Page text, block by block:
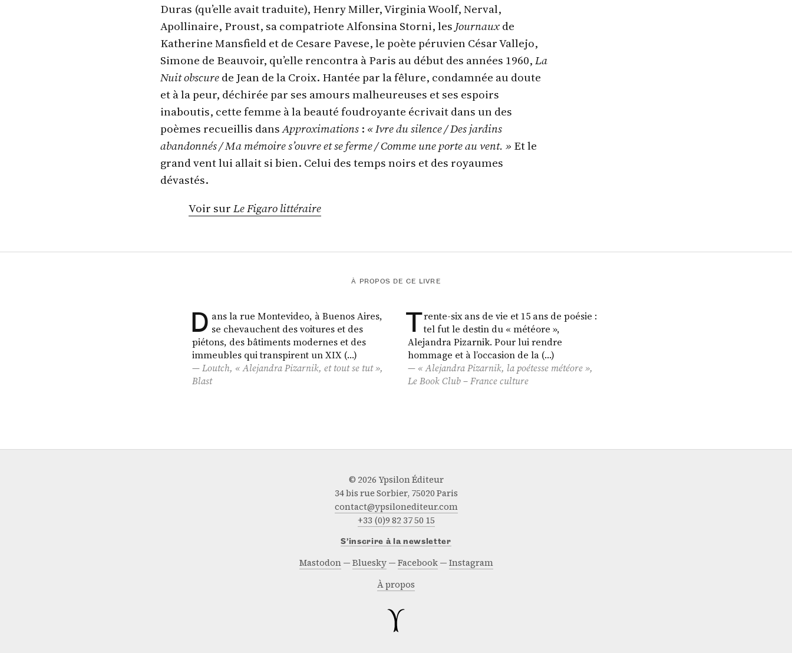
Duras (qu’elle avait traduite), Henry Miller, Virginia Woolf, Nerval,
Apollinaire, Proust, sa compatriote Alfonsina Storni, les Journauxde
Katherine Mansfield et de Cesare Pavese, le poète péruvien César Vallejo,
Simone de Beauvoir, qu’elle rencontra à Paris au début des années 1960,La
Nuit obscurede Jean de la Croix. Hantée par la fêlure, condamnée au doute
et à la peur, déchirée par ses amours malheureuses et ses espoirs
inaboutis, cette femme à la beauté foudroyante écrivait dans un des
poèmes recueillis dansApproximations : « Ivre du silence / Des jardins
abandonnés / Ma mémoire s’ouvre et se ferme / Comme une porte au vent. » Et le
grand vent lui allait si bien. Celui des temps noirs et des royaumes
dévastés.
Voir surLe Figaro littéraire
À PROPOS DE CE LIVRE
D ans la rue Montevideo, à Buenos Aires,
se chevauchent des voitures et des
piétons, des bâtiments modernes et des
immeubles qui transpirent un XIX (…)
Loutch, « Alejandra Pizarnik, et tout se tut »,
Blast
T rente-six ans de vie et 15 ans de poésie :
tel fut le destin du « météore »,
Alejandra Pizarnik. Pour lui rendre
hommage et à l’occasion de la (…)
« Alejandra Pizarnik, la poétesse météore »,
Le Book Club– France culture
© 2026 Ypsilon Éditeur
34 bis rue Sorbier, 75020 Paris
contact@ypsilonediteur.com
+33 (0)9 82 37 50 15
S’inscrire à la newsletter
Mastodon Bluesky Facebook
Instagram
À propos